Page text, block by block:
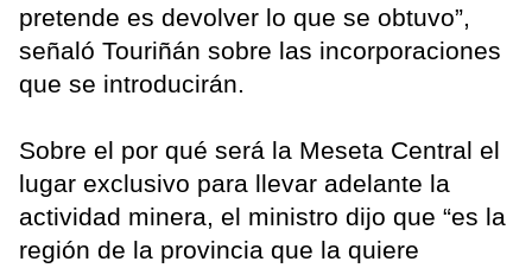
pretende es devolver lo que se obtuvo”,
señaló Touriñán sobre las incorporaciones
que se introducirán.
Sobre el por qué será la Meseta Central el
lugar exclusivo para llevar adelante la
actividad minera, el ministro dijo que “es la
región de la provincia que la quiere